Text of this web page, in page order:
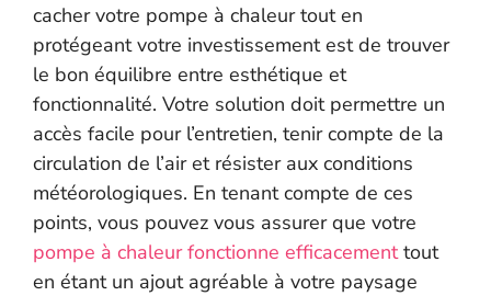
cacher votre pompe à chaleur tout en
protégeant votre investissement est de trouver
le bon équilibre entre esthétique et
fonctionnalité. Votre solution doit permettre un
accès facile pour l’entretien, tenir compte de la
circulation de l’air et résister aux conditions
météorologiques. En tenant compte de ces
points, vous pouvez vous assurer que votre
pompe à chaleur fonctionne efficacementtout
en étant un ajout agréable à votre paysage